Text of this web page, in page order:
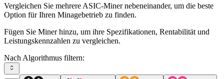
Vergleichen Sie mehrere ASIC-Miner nebeneinander, um die beste
Option für Ihren Minagebetrieb zu finden.
Fügen Sie Miner hinzu, um ihre Spezifikationen, Rentabilität und
Leistungskennzahlen zu vergleichen.
Nach Algorithmus filtern: